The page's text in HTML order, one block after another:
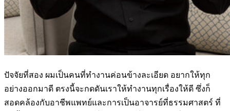
ปัจจัยที่สอง ผมเป็นคนที่ทำงานค่อนข้างละเอียด อยากให้ทุก
อย่างออกมาดี ตรงนี้จะกดดันเราให้ทำงานทุกเรื่องให้ดี ซึ่งก็
สอดคล้องกับอาชีพแพทย์และการเป็นอาจารย์ที่ธรรมศาสตร์ ที่